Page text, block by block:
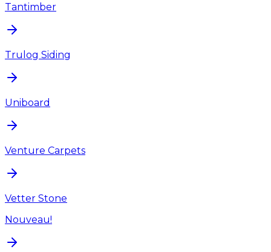
Tantimber
Trulog Siding
Uniboard
Venture Carpets
Vetter Stone
Nouveau!